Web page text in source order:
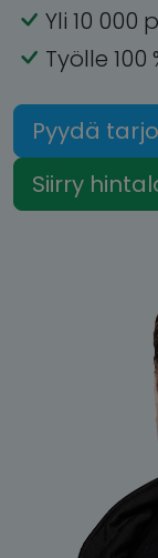
Yli 10
Työlle
Pyydä
Siirry